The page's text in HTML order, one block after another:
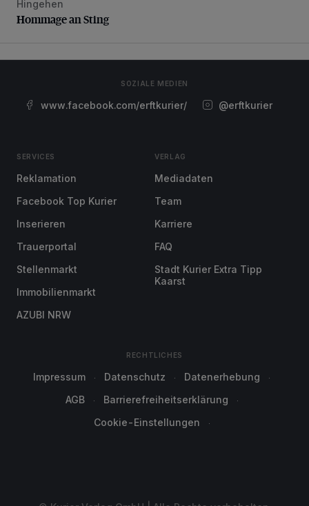
Hommage an Sting
Hingehen
Hommage an Sting
SOZIALE MEDIEN
www.facebook.com/erftkurier/ @erftkurier
SERVICES
Reklamation
Facebook Top Kurier
Inserieren
Trauerportal
Stellenmarkt
Immobilienmarkt
AZUBI NRW
VERLAG
Mediadaten
Team
Karriere
FAQ
Stadt Kurier Extra Tipp
Kaarst
RECHTLICHES
Impressum Datenschutz
Datenerhebung
AGB
Barrierefreiheitserklärung
Cookie-Einstellungen